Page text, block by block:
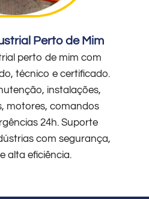
Perto de Mim
perto de mim com
técnico e certificado.
instalações,
motores, comandos
24h. Suporte
com segurança,
alta eficiência.